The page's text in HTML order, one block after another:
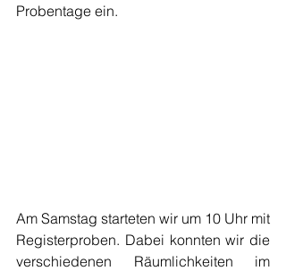
Probentage ein.
Am Samstag starteten wir um 10 Uhr mit
Registerproben. Dabei konnten wir die
verschiedenen Räumlichkeiten im